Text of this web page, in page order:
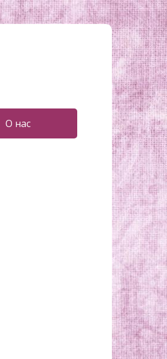
О нас